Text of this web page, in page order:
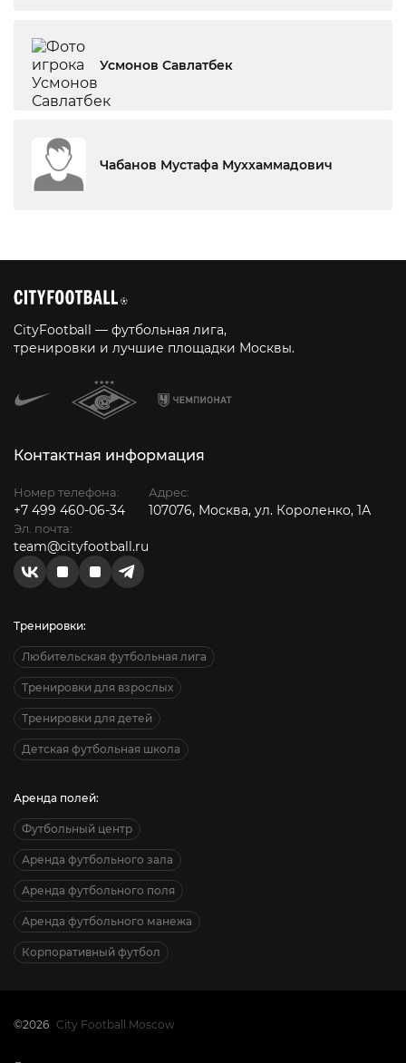
Усмонов Савлатбек
Чабанов Мустафа Муххаммадович
CityFootball — футбольная лига,
тренировки и лучшие площадки Москвы.
Контактная информация
Номер телефона:
+7 499 460-06-34
Эл. почта:
team@cityfootball.ru
Адрес:
107076, Москва, ул. Короленко, 1А
Тренировки:
Любительская футбольная лига
Тренировки для взрослых
Тренировки для детей
Детская футбольная школа
Аренда полей:
Футбольный центр
Аренда футбольного зала
Аренда футбольного поля
Аренда футбольного манежа
Корпоративный футбол
©2026 City Football Moscow